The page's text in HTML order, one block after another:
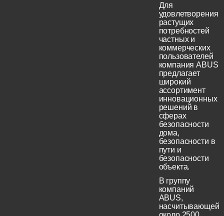
Для
удовлетворения
растущих
потребностей
частных и
коммерческих
пользователей
компания ABUS
предлагает
широкий
ассортимент
инновационных
решений в
сферах
безопасности
дома,
безопасности в
пути и
безопасности
объекта.
В группу
компаний
ABUS,
насчитывающей